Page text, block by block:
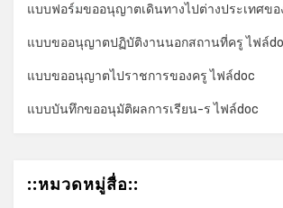
แบบฟอร์มขออนุญาตเดินทางไปต่างประเทศขอ
แบบขออนุญาตปฏิบัติงานนอกสถานที่ครู ไฟล์
แบบขออนุญาตไปราชการของครู ไฟล์doc
แบบบันทึกขออนุมัติผลการเรียน-ร ไฟล์doc
::หมวดหมู่สื่อ::
*